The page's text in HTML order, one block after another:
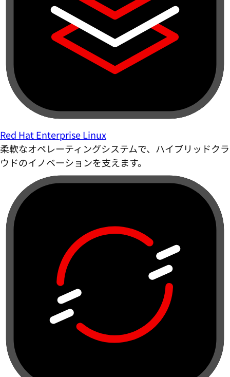
Red Hat Enterprise Linux
柔軟なオペレーティングシステムで、ハイブリッドクラ
ウドのイノベーションを支えます。